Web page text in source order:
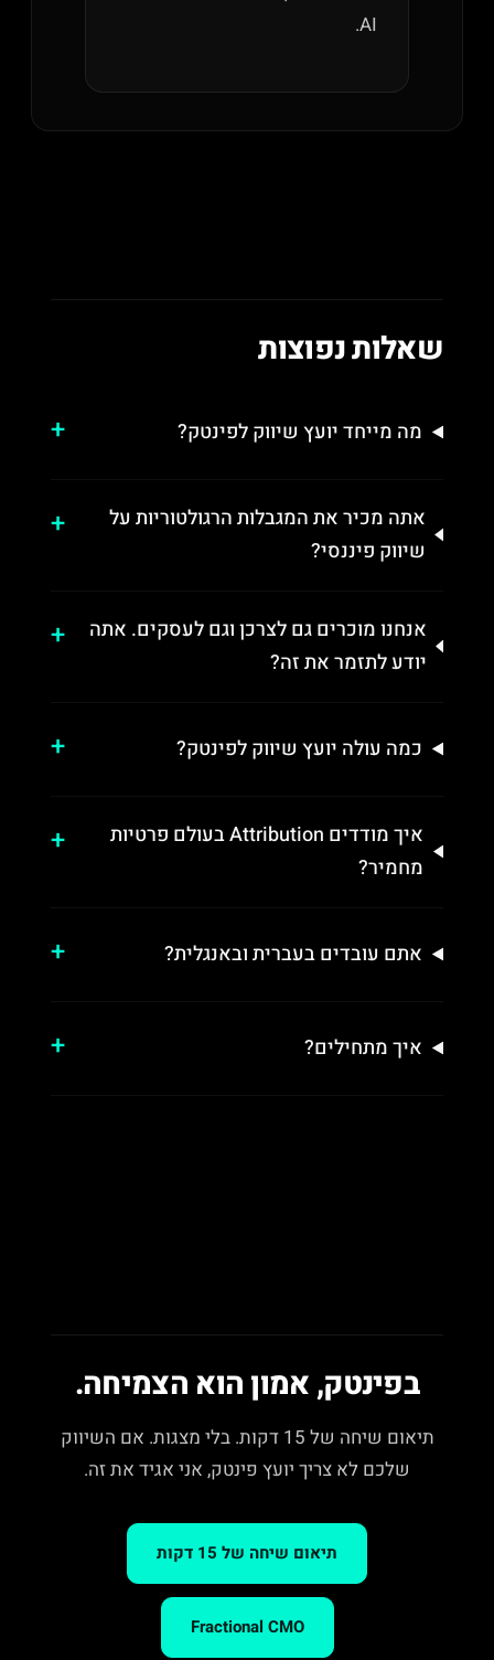
AI.
שאלות נפוצות
מה מייחד יועץ שיווק לפינטק?
אתה מכיר את המגבלות הרגולטוריות על
שיווק פיננסי?
אנחנו מוכרים גם לצרכן וגם לעסקים. אתה
יודע לתזמר את זה?
כמה עולה יועץ שיווק לפינטק?
איך מודדים Attribution בעולם פרטיות
מחמיר?
אתם עובדים בעברית ובאנגלית?
איך מתחילים?
בפינטק, אמון הוא הצמיחה.
תיאום שיחה של 15 דקות. בלי מצגות. אם השיווק
שלכם לא צריך יועץ פינטק, אני אגיד את זה.
תיאום שיחה של 15 דקות
Fractional CMO